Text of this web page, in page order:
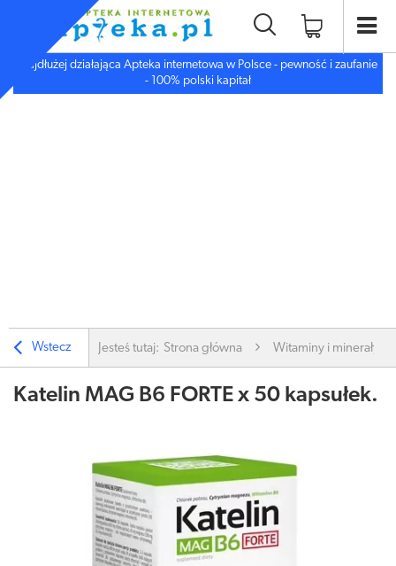
Najdłużej działająca Apteka internetowa w Polsce - pewność i zaufanie
- 100% polski kapitał
Wstecz Jesteś tutaj: Strona główna Witaminy i minerały
Katelin MAG B6 FORTE x 50 kapsułek.